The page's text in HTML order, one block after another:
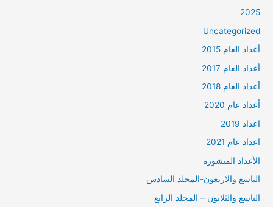
2025
Uncategorized
أعداد العام 2015
أعداد العام 2017
أعداد العام 2018
أعداد عام 2020
اعداد 2019
اعداد عام 2021
الأعداد المنشورة
التاسع والاربعون-المجلد السادس
التاسع والثلانون – المجلد الرابع